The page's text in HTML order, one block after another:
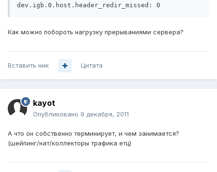
Как можно побороть нагрузку прерываниями сервера?
Вставить ник Цитата
kayot
Опубликовано 9 декабря, 2011
А что он собственно терминирует, и чем занимается?
(шейпинг/нат/коллекторы трафика етц)